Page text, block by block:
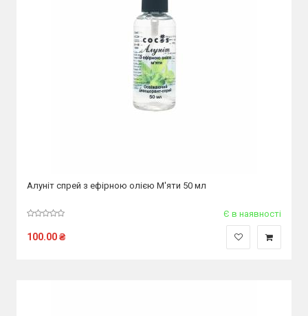
Алуніт спрей з ефірною олією М'яти 50 мл
Є в наявності
100.00₴